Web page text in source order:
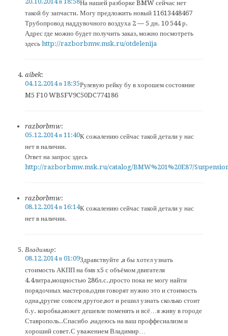
На нашей разборке BMW сейчас нет
такой бу запчасти. Могу предложить новый 11613448467
Трубопровод наддувочного воздуха 2 — 5 дн. 10 544 р.
Адрес где можно будет получить заказ, можно посмотреть
здесь http://razborbmw.msk.ru/otdelenija
aibek:
04.12.2014 в 18:35Рулевую рейку бу в хорошем состояние
M5 F10 WBSFV9C50DC774186
razborbmw:
05.12.2014 в 11:40К сожалению сейчас такой детали у нас
нет в наличии.
Ответ на запрос здесь
http://razborbmw.msk.ru/catalog/BMW%201%20E87/
razborbmw:
08.12.2014 в 16:14К сожалению сейчас такой детали у нас
нет в наличии.
Владимир:
08.12.2014 в 01:09Здравствуйте ,я бы хотел узнать
стоимость АКПП на бмв х5 с объёмом двигателя
4.4литра,мощностью 286л.с.,просто пока не могу найти
порядочных мастеров,одни говорят нужно это и стоимость
одна,другие совсем другое,вот и решил узнать сколько стоит
б.у. коробка,может дешевле поменять и всё…я живу в городе
Ставрополь..Спасибо ,надеюсь на ваш проффесиализм и
хороший совет.С уважением Владимир…